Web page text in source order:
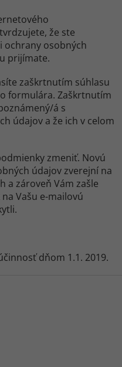
že ste
ochrany osobných
prijímate.
zaškrtnutím súhlasu
formulára. Zaškrtnutím
á s
údajov a že ich v celom
zmeniť. Novú
údajov zverejní na
a zároveň Vám zašle
Vašu e-mailovú
dňom 1.1. 2019.